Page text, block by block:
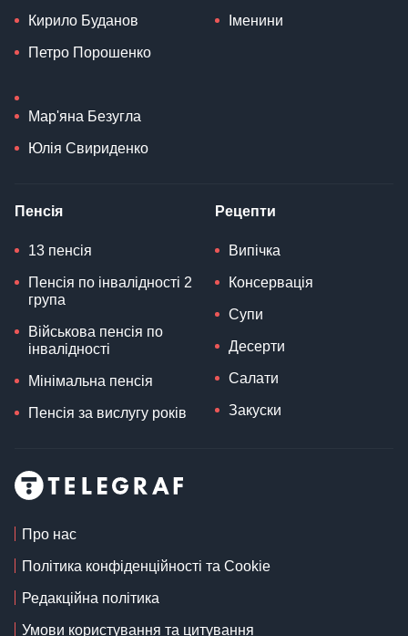
Кирило Буданов
Петро Порошенко
Мар'яна Безугла
Юлія Свириденко
Іменини
Пенсія
13 пенсія
Пенсія по інвалідності 2
група
Військова пенсія по
інвалідності
Мінімальна пенсія
Пенсія за вислугу років
Рецепти
Випічка
Консервація
Супи
Десерти
Салати
Закуски
Про нас
Політика конфіденційності та Cookie
Редакційна політика
Умови користування та цитування